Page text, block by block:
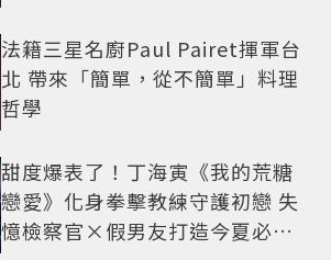
法籍三星名廚Paul Pairet揮軍台
北 帶來「簡單，從不簡單」料理
哲學
甜度爆表了！丁海寅《我的荒糖
戀愛》化身拳擊教練守護初戀 失
憶檢察官×假男友打造今夏必看